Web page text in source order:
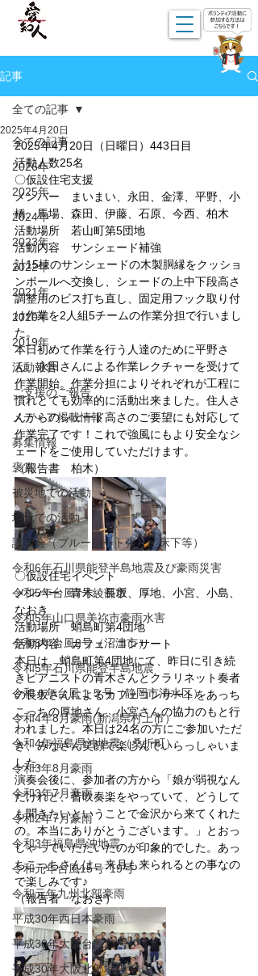
記事
全ての記事
2026年
2025年
2024年
2023年
2022年
2021年
2020年
2019年
活動報告
ご支援のご報告
メディア掲載情報
募集情報
褒賞
被災地での活動
地元での活動
講習会（ブルーシート張り・床下等）
令和6年石川県能登半島地震及び豪雨災害
令和5年台風7号綾部市
令和5年山口県美祢市豪雨水害
令和5年台風2号（沼津市）
令和5年石川県能登半島地震
令和４年台風１５号（静岡市清水区）
令和4年8月豪雨(新潟県村上市）
令和4年福島県沖地震（桑折町）
令和3年8月豪雨
令和3年7月豪雨
令和2年7月豪雨
令和3年福島県沖地震
令和元年台風15号･19号
令和元年九州北部豪雨
平成30年西日本豪雨
平成30年大阪台風21号
平成30年大阪北部地震
全ての記事
2025年4月20日
2025年4月20日（日曜日）443日目
活動人数25名
〇仮設住宅支援
メンバー　まいまい、永田、金澤、平野、小
橋、馬場、森田、伊藤、石原、今西、柏木
活動場所　若山町第5団地
活動内容　サンシェード補強
計15棟のサンシェードの木製胴縁をクッショ
ンポールへ交換し、シェードの上中下段高さ
調整用のビス打ち直し、固定用フック取り付
け作業を2人組5チームの作業分担で行いまし
た。
本日初めて作業を行う人達のために平野さ
ん、永田さんによる作業レクチャーを受けて
作業開始。作業分担によりそれぞれが工程に
慣れとても効率的に活動出来ました。住人さ
んからのシェード高さのご要望にも対応して
作業完了です！これで強風にもより安全なシ
ェードをご使用していただけます。
（報告書　柏木）
〇仮設住宅イベント
メンバー　青木、長坂、厚地、小宮、小島、
なおき
活動場所　蛸島町第4団地
活動内容　カフェ・コンサート
本日は、蛸島町第4団地にて、昨日に引き続
きピアニストの青木さんとクラリネット奏者
の長坂さんによるカフェコンサートをあっち
こっちの厚地さん、小宮さんの協力のもと行
われました。本日は24名の方にご参加いただ
き、みなさん笑顔で楽しんでいらっしゃいま
した。
演奏会後に、参加者の方から「娘が弱視なん
だけれど、昔吹奏楽をやっていて、どうして
も聞きたいということで金沢から来てくれた
の。本当にありがとうございます。」とおっ
しゃっていただいたのが印象的でした。あっ
ちこっちさんは、来月も来られるとの事なの
で楽しみです♪
（報告者　なおき）